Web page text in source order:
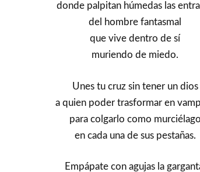
donde palpitan húmedas las
del hombre fantasmal
que vive dentro de sí
muriendo de miedo.
Unes tu cruz sin tener un dios
a quien poder trasformar en
para colgarlo como murciélago
en cada una de sus pestañas.
Empápate con agujas la